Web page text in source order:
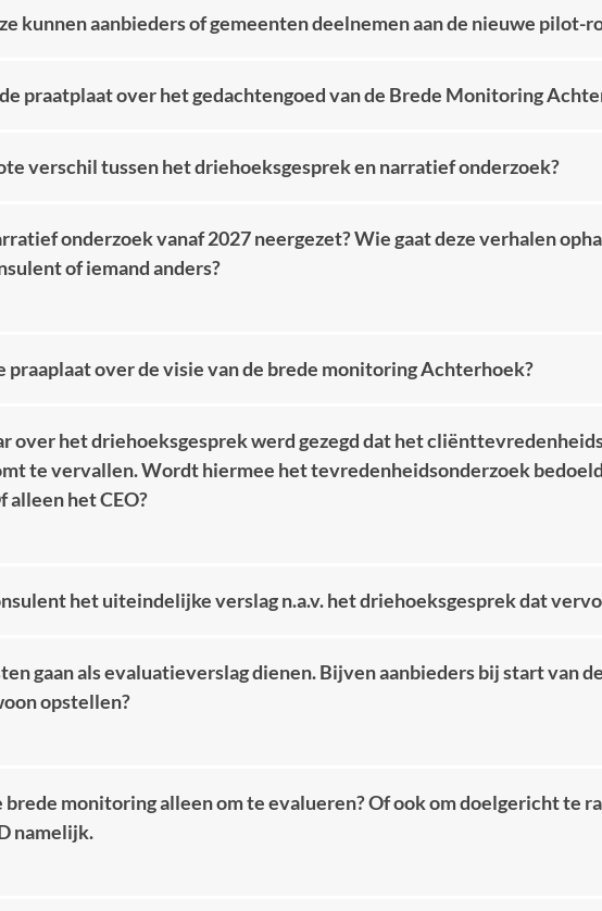
kunnen aanbieders of gemeenten deelnemen aan de nieuwe pilot-
praatplaat over het gedachtengoed van de Brede Monitoring
verschil tussen het driehoeksgesprek en narratief onderzoek?
onderzoek vanaf 2027 neergezet? Wie gaat deze verhalen
of iemand anders?
praaplaat over de visie van de brede monitoring Achterhoek?
over het driehoeksgesprek werd gezegd dat het
te vervallen. Wordt hiermee het tevredenheidsonderzoek
alleen het CEO?
het uiteindelijke verslag n.a.v. het driehoeksgesprek dat
gaan als evaluatieverslag dienen. Bijven aanbieders bij start van
opstellen?
brede monitoring alleen om te evalueren? Of ook om doelgericht te
namelijk.